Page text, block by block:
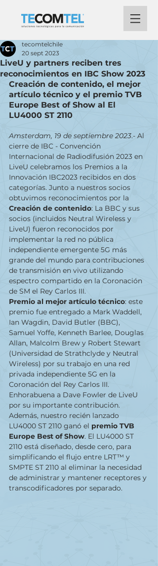
LiveU y partners reciben tres
reconocimientos en IBC Show 2023
tecomtelchile
20 sept 2023
Creación de contenido, el mejor
artículo técnico y el premio TVB
Europe Best of Show al El
LU4000 ST 2110
Amsterdam, 19 de septiembre 2023.- Al
cierre de IBC - Convención
Internacional de Radiodifusión 2023 en
LiveU celebramos los Premios a la
Innovación IBC2023 recibidos en dos
categorías. Junto a nuestros socios
obtuvimos reconocimientos por la
Creación de contenido: La BBC y sus
socios (incluidos Neutral Wireless y
LiveU) fueron reconocidos por
implementar la red no pública
independiente emergente 5G más
grande del mundo para contribuciones
de transmisión en vivo utilizando
espectro compartido en la Coronación
de SM el Rey Carlos III.
Premio al mejor artículo técnico: este
premio fue entregado a Mark Waddell,
Ian Wagdin, David Butler (BBC),
Samuel Yoffe, Kenneth Barlee, Douglas
Allan, Malcolm Brew y Robert Stewart
(Universidad de Strathclyde y Neutral
Wireless) por su trabajo en una red
privada independiente 5G en la
Coronación del Rey Carlos III.
Enhorabuena a Dave Fowler de LiveU
por su importante contribución.
Además, nuestro recién lanzado
LU4000 ST 2110 ganó el premio TVB
Europe Best of Show. El LU4000 ST
2110 está diseñado, desde cero, para
simplificando el flujo entre LRT™ y
SMPTE ST 2110 al eliminar la necesidad
de administrar y mantener receptores y
transcodificadores por separado.